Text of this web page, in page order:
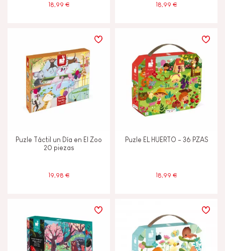
18,99 € 18,99 €
Puzle Táctil un Día en El Zoo
20 piezas
19,98 €
Puzle EL HUERTO - 36 PZAS
18,99 €